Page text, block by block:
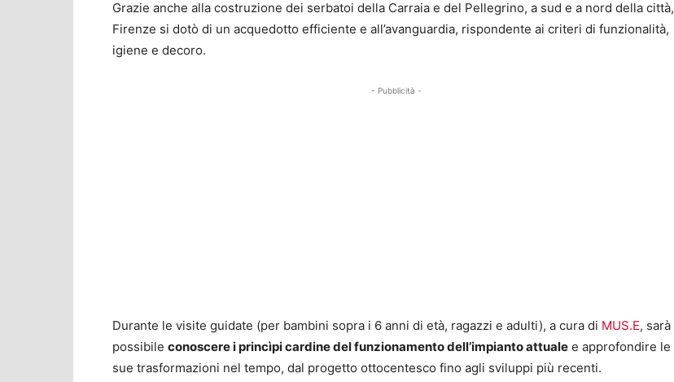
Grazie anche alla costruzione dei serbatoi della Carraia e del Pellegrino, a sud e a nord della città,
Firenze si dotò di un acquedotto efficiente e all’avanguardia, rispondente ai criteri di funzionalità,
igiene e decoro.
- Pubblicità -
Durante le visite guidate (per bambini sopra i 6 anni di età, ragazzi e adulti), a cura di MUS.E, sarà
possibile conoscere i princìpi cardine del funzionamento dell’impianto attuale e approfondire le
sue trasformazioni nel tempo, dal progetto ottocentesco fino agli sviluppi più recenti.